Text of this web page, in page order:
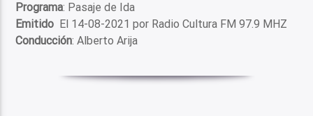
Programa: Pasaje de Ida
Emitido El 14-08-2021 por Radio Cultura FM 97.9 MHZ
Conducción: Alberto Arija